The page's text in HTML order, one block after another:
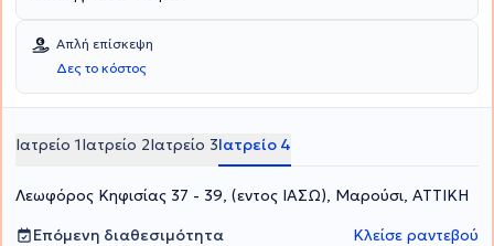
Απλή επίσκεψη
Δες το κόστος
Ιατρείο 1Ιατρείο 2Ιατρείο 3Ιατρείο 4
Λεωφόρος Κηφισίας 37 - 39, (εντος ΙΑΣΩ), Μαρούσι, ΑΤΤΙΚΗ
Επόμενη διαθεσιμότητα
Κλείσε ραντεβού